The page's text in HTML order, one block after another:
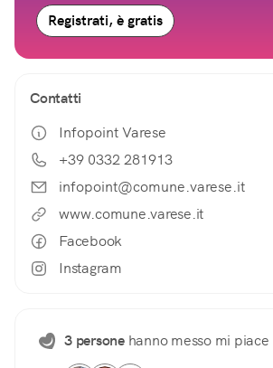
Registrati, è gratis
Contatti
Infopoint Varese
+39 0332 281913
infopoint@comune.varese.it
www.comune.varese.it
Facebook
Instagram
3 personehanno messo mi piace